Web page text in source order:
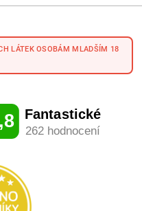
LÁTEK OSOBÁM MLADŠÍM 18